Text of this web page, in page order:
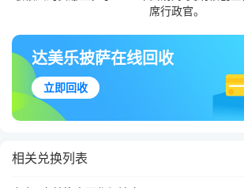
席行政官。
达美乐披萨在线回收
立即回收
相关兑换列表